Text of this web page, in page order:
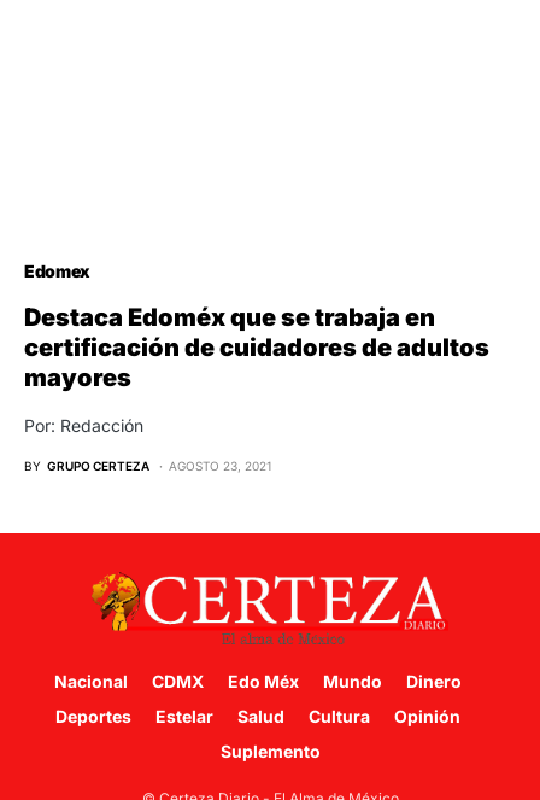
Edomex
Destaca Edoméx que se trabaja en
certificación de cuidadores de adultos
mayores
Por: Redacción
BY GRUPO CERTEZA AGOSTO 23, 2021
Nacional CDMX Edo Méx Mundo
Dinero
Deportes
Estelar Salud Cultura
Opinión
Suplemento